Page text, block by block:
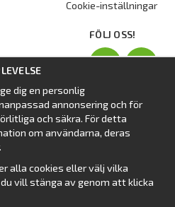
Cookie-inställningar
FÖLJ OSS!
dig en personlig
annonsering och för
och säkra. För detta
om användarna, deras
alla cookies eller välj vilka
vill stänga av genom att klicka